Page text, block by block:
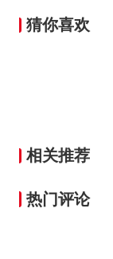
猜你喜欢
相关推荐
热门评论